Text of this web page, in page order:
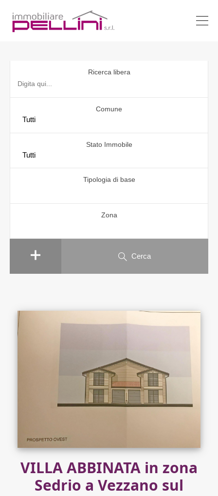
Ricerca libera
Comune
Stato Immobile
Tipologia di base
Zona
Cerca
VILLA ABBINATA in zona
Sedrio a Vezzano sul